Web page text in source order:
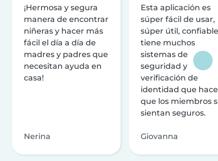
¡Hermosa y segura
manera de encontrar
niñeras y hacer más
fácil el día a día de
madres y padres que
necesitan ayuda en
casa!
Nerina
Esta aplicación es
súper fácil de usar,
súper útil,
tiene muchos
sistemas de
seguridad y
verificación de
identidad que
que los miembros
sientan seguros.
Giovanna